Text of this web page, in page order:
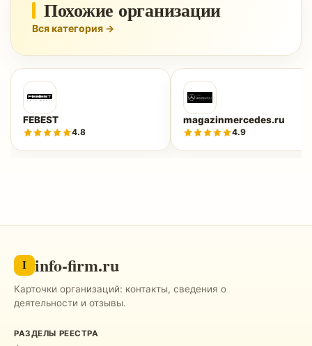
Похожие организации
Вся категория →
FEBEST
4.8
magazinmercedes.ru
4.9
I info-firm.ru
Карточки организаций: контакты, сведения о
деятельности и отзывы.
РАЗДЕЛЫ РЕЕСТРА